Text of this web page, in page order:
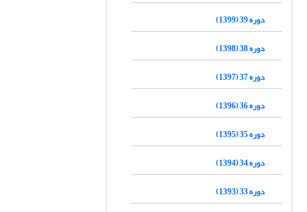
دوره 39 (1399)
دوره 38 (1398)
دوره 37 (1397)
دوره 36 (1396)
دوره 35 (1395)
دوره 34 (1394)
دوره 33 (1393)